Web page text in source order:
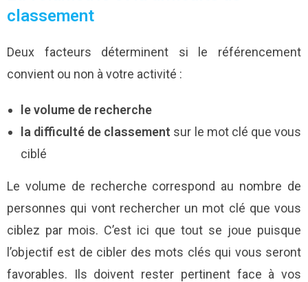
classement
Deux facteurs déterminent si le référencement
convient ou non à votre activité :
le volume de recherche
la difficulté de classement sur le mot clé que vous
ciblé
Le volume de recherche correspond au nombre de
personnes qui vont rechercher un mot clé que vous
ciblez par mois. C’est ici que tout se joue puisque
l’objectif est de cibler des mots clés qui vous seront
favorables. Ils doivent rester pertinent face à vos